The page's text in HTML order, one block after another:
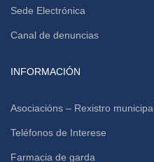
Sede Electrónica
Canal de denuncias
INFORMACIÓN
Asociacións – Rexistro
Teléfonos de Interese
Farmacia de garda